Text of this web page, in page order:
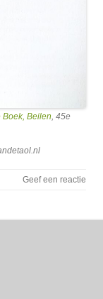
Boek, Beilen, 45e
Geef een reactie